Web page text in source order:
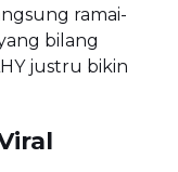
ramai-
bilang
justru bikin